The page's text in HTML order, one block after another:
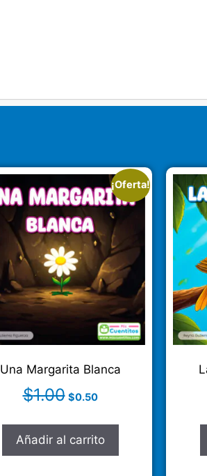
¡Oferta!
Una Margarita Blanca
$1.00 $0.50
Añadir al carrito